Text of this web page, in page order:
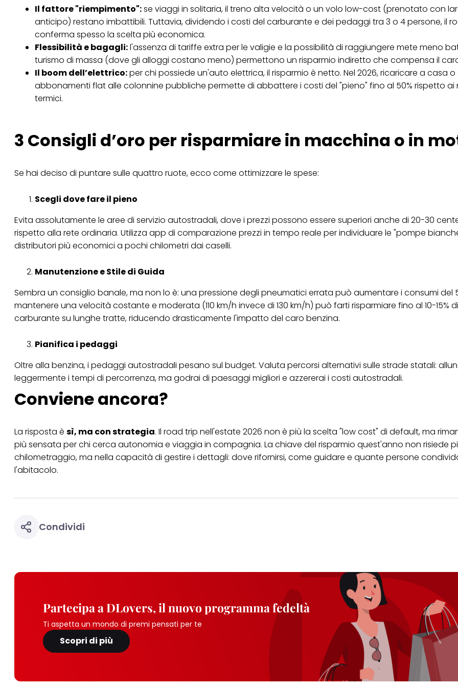
Il fattore "riempimento":se viaggi in solitaria, il treno alta velocità o un volo low-cost (prenotato con
anticipo) restano imbattibili. Tuttavia, dividendo i costi del carburante e dei pedaggi tra 3 o 4 persone, il
conferma spesso la scelta più economica.
Flessibilità e bagagli:l'assenza di tariffe extra per le valigie e la possibilità di raggiungere mete meno
turismo di massa (dove gli alloggi costano meno) permettono un risparmio indiretto che compensa il
Il boom dell’elettrico:per chi possiede un'auto elettrica, il risparmio è netto. Nel 2026, ricaricare a casa
abbonamenti flat alle colonnine pubbliche permette di abbattere i costi del "pieno" fino al 50% rispetto ai
termici.
3 Consigli d’oro per risparmiare in macchina o in
Se hai deciso di puntare sulle quattro ruote, ecco come ottimizzare le spese:
Scegli dove fare il pieno
Evita assolutamente le aree di servizio autostradali, dove i prezzi possono essere superiori anche di 20-30
rispetto alla rete ordinaria. Utilizza app di comparazione prezzi in tempo reale per individuare le "pompe
distributori più economici a pochi chilometri dai caselli.
Manutenzione e Stile di Guida
Sembra un consiglio banale, ma non lo è: una pressione degli pneumatici errata può aumentare i consumi del
mantenere una velocità costante e moderata (110 km/h invece di 130 km/h) può farti risparmiare fino al 10-15% di
carburante su lunghe tratte, riducendo drasticamente l'impatto del caro benzina.
Pianifica i pedaggi
Oltre alla benzina, i pedaggi autostradali pesano sul budget. Valuta percorsi alternativi sulle strade statali:
leggermente i tempi di percorrenza, ma godrai di paesaggi migliori e azzererai i costi autostradali.
Conviene ancora?
La risposta è sì, ma con strategia. Il road trip nell'estate 2026 non è più la scelta "low cost" di default, ma
più sensata per chi cerca autonomia e viaggia in compagnia. La chiave del risparmio quest'anno non risiede
chilometraggio, ma nella capacità di gestire i dettagli: dove rifornirsi, come guidare e quante persone
l'abitacolo.
Condividi
Partecipa a DLovers, il nuovo programma fedeltà
Ti aspetta un mondo di premi pensati per te
Scopri di più
Se fai clic su "Modifica" potrai trovare maggiori informazioni sul trattamento dei tuoi dati / sull'uso
per uno o più degli scopi sopra menzionati. Cliccando su "Accetta tutto", acconsenti all'uso dei
tuoi dati personali per tutte le finalità sopra indicate. Se fai clic su "Rifiuta", verranno utilizzati solo i
necessari per fornirti questo sito web.